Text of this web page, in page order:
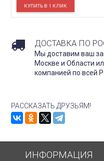
ДОСТАВКА ПО
Мы доставим ваш
Москве и Области
компанией по всей
РАССКАЗАТЬ ДРУЗЬЯМ!
ИНФОРМАЦИЯ